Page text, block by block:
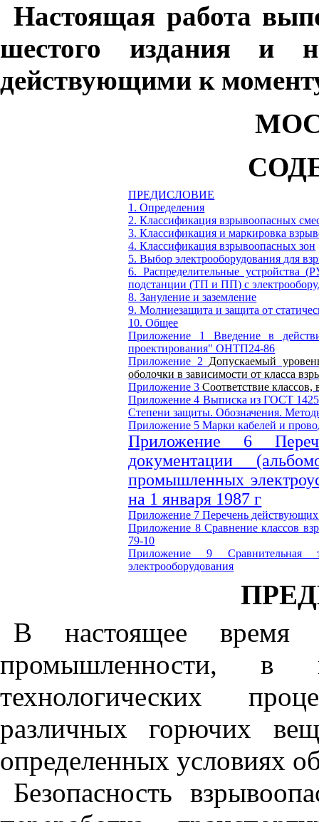
Настоящая работа
шестого издания и
действующими к
ПРЕДИСЛОВИЕ
1.Определения
2. Классификация взрывоопасных
3. Классификация и маркировка
4. Классификация взрывоопасных зон
5. Выбор электрооборудования для
6. Распределительные устройства (
подстанции (ТП иПП) с
8. Зануление и заземление
9. Молниезащита и защита от
10. Общее
Приложение 1 Введение в
проектирования" ОНТП24-86
Приложение 2 Допускаемый
оболочки в зависимости от класса
Приложение 3Соответствие
Приложение 4 Выписка из ГОСТ
Степени защиты. Обозначения.
Приложение 5Марки кабелей и
Приложение 6
документации
промышленных
на 1 января 1987 г
Приложение 7Перечень
Приложение 8Сравнение классов
79-10
Приложение 9 Сравнительная
электрооборудования
В настоящее время
промышленности, в
технологических
различных горючих
определенных условиях
Безопасность